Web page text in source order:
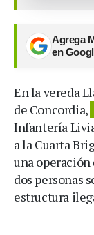
Agrega
en
En la vereda
de Concordia,
Infantería
a la Cuarta
una operación
dos personas
estructura